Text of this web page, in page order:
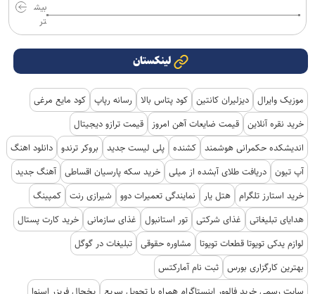
بیش
تر
لینکستان
موزیک وایرال دیزلیران کانتین کود پتاس بالا رسانه رپاپ کود مایع مرغی
خرید نقره آنلاین قیمت ضایعات آهن امروز
قیمت ترازو دیجیتال
اندیشکده حکمرانی هوشمند کشنده پلی لیست جدید بروکر ترندو دانلود اهنگ
آپ تیون دریافت طلای آبشده از میلی خرید سکه پارسیان اقساطی آهنگ جدید
خرید استارز تلگرام هتل یار نمایندگی تعمیرات دوو شیرازی رنت کمپینگ
هدایای تبلیغاتی
غذای شرکتی تور استانبول غذای سازمانی خرید کارت پستال
لوازم یدکی تویوتا قطعات تویوتا
مشاوره حقوقی تبلیغات در گوگل
بهترین کارگزاری بورس ثبت نام آمارکتس